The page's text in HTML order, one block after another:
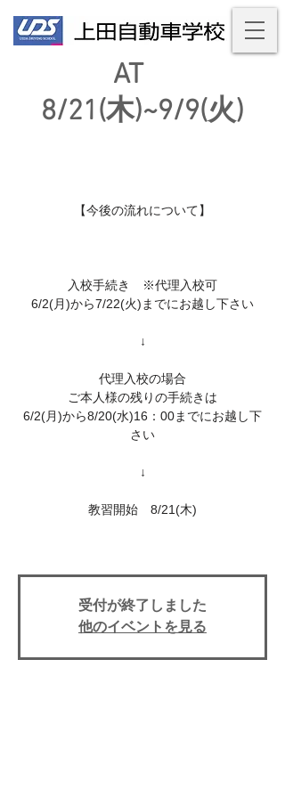
AT
8/21(木)~9/9(火)
【今後の流れについて】
入校手続き ※代理入校可
6/2(月)から7/22(火)までにお越し下さい
↓
代理入校の場合
ご本人様の残りの手続きは
6/2(月)から8/20(水)16：00までにお越し下
さい
↓
教習開始 8/21(木)
受付が終了しました
他のイベントを見る